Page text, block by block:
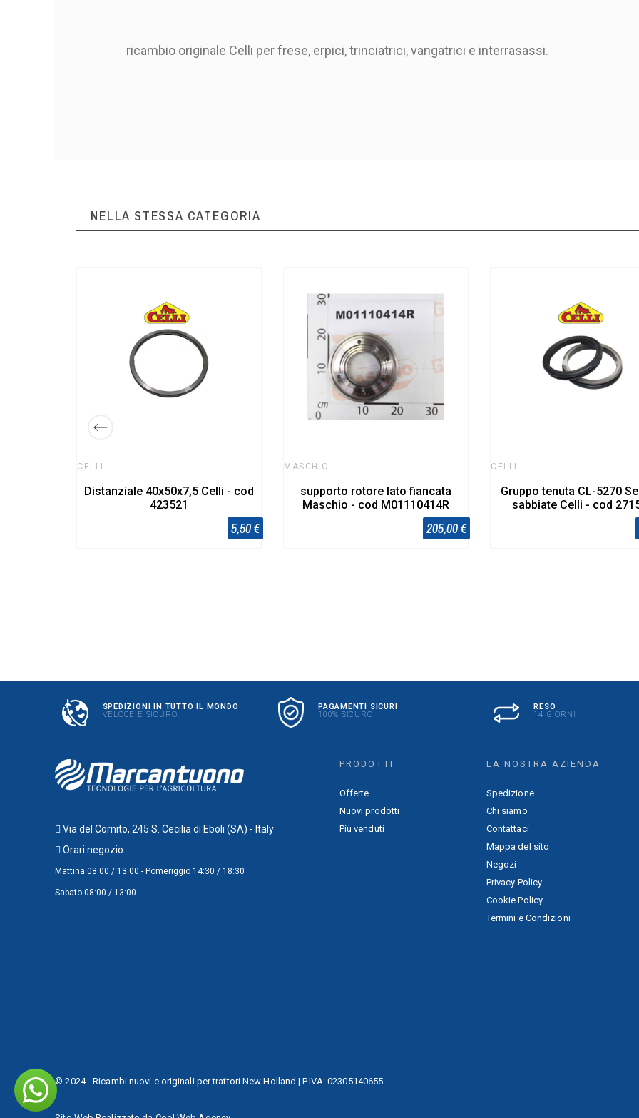
ricambio originale Celli per frese, erpici, trinciatrici, vangatrici e interrasassi.
NELLA STESSA CATEGORIA
CELLI
Distanziale 40x50x7,5 Celli - cod
423521
5,50 €
MASCHIO
supporto rotore lato fiancata
Maschio - cod M01110414R
205,00 €
CELLI
Gruppo tenuta CL-5270
sabbiate Celli - cod
SPEDIZIONI IN TUTTO IL MONDO
VELOCE E SICURO
PAGAMENTI SICURI
100% SICURO
RESO
14 GIORNI
Via del Cornito, 245 S. Cecilia di Eboli (SA) - Italy
Orari negozio:
Mattina 08:00 / 13:00 - Pomeriggio 14:30 / 18:30
Sabato 08:00 / 13:00
PRODOTTI
Offerte
Nuovi prodotti
Più venduti
LA NOSTRA AZIENDA
Spedizione
Chi siamo
Contattaci
Mappa del sito
Negozi
Privacy Policy
Cookie Policy
Termini e Condizioni
© 2024 - Ricambi nuovi e originali per trattori New Holland | P.IVA: 02305140655